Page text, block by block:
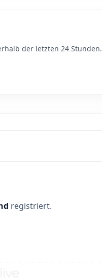
der letzten 24
registriert.